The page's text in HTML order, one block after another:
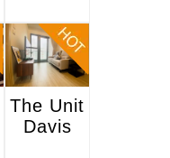
The Unit
Davis